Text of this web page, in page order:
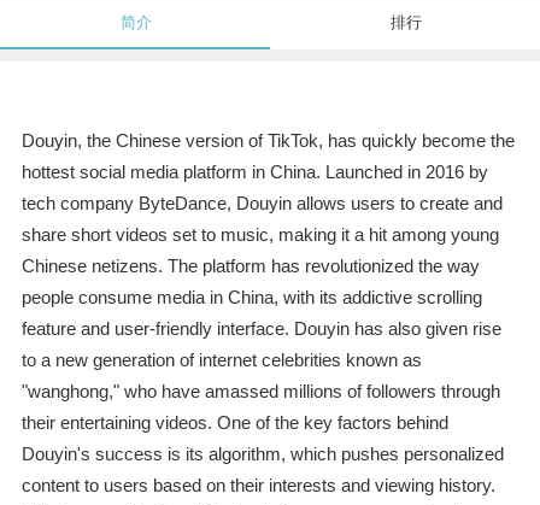
简介 排行
Douyin, the Chinese version of TikTok, has quickly become the
hottest social media platform in China. Launched in 2016 by
tech company ByteDance, Douyin allows users to create and
share short videos set to music, making it a hit among young
Chinese netizens. The platform has revolutionized the way
people consume media in China, with its addictive scrolling
feature and user-friendly interface. Douyin has also given rise
to a new generation of internet celebrities known as
"wanghong," who have amassed millions of followers through
their entertaining videos. One of the key factors behind
Douyin's success is its algorithm, which pushes personalized
content to users based on their interests and viewing history.